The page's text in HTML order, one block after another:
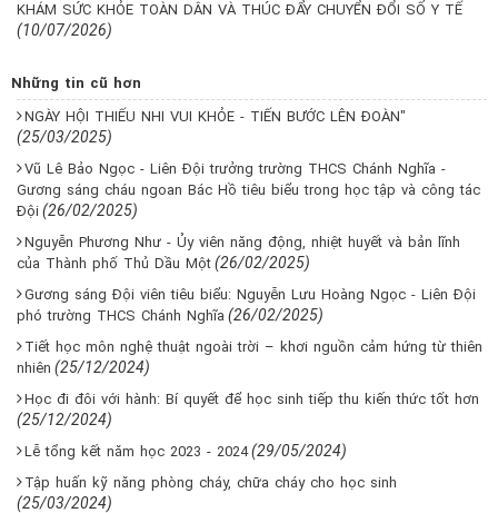
KHÁM SỨC KHỎE TOÀN DÂN VÀ THÚC ĐẨY CHUYỂN ĐỔI SỐ Y TẾ
(10/07/2026)
Những tin cũ hơn
NGÀY HỘI THIẾU NHI VUI KHỎE - TIẾN BƯỚC LÊN ĐOÀN"
(25/03/2025)
Vũ Lê Bảo Ngọc - Liên Đội trưởng trường THCS Chánh Nghĩa -
Gương sáng cháu ngoan Bác Hồ tiêu biểu trong học tập và công tác
Đội (26/02/2025)
Nguyễn Phương Như - Ủy viên năng động, nhiệt huyết và bản lĩnh
của Thành phố Thủ Dầu Một (26/02/2025)
Gương sáng Đội viên tiêu biểu: Nguyễn Lưu Hoàng Ngọc - Liên Đội
phó trường THCS Chánh Nghĩa (26/02/2025)
Tiết học môn nghệ thuật ngoài trời – khơi nguồn cảm hứng từ thiên
nhiên (25/12/2024)
Học đi đôi với hành: Bí quyết để học sinh tiếp thu kiến thức tốt hơn
(25/12/2024)
Lễ tổng kết năm học 2023 - 2024 (29/05/2024)
Tập huấn kỹ năng phòng cháy, chữa cháy cho học sinh
(25/03/2024)